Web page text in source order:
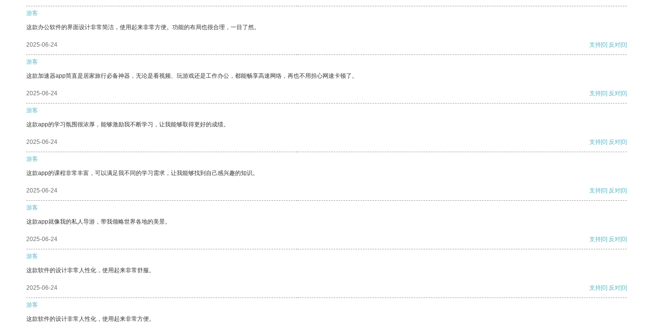
游客
这款办公软件的界面设计非常简洁，使用起来非常方便。功能的布局也很合理，一目了然。
2025-06-24 支持[0] 反对[0]
游客
这款加速器app简直是居家旅行必备神器，无论是看视频、玩游戏还是工作办公，都能畅享高速网络，再也不用担心网速卡顿了。
2025-06-24 支持[0] 反对[0]
游客
这款app的学习氛围很浓厚，能够激励我不断学习，让我能够取得更好的成绩。
2025-06-24 支持[0] 反对[0]
游客
这款app的课程非常丰富，可以满足我不同的学习需求，让我能够找到自己感兴趣的知识。
2025-06-24 支持[0] 反对[0]
游客
这款app就像我的私人导游，带我领略世界各地的美景。
2025-06-24 支持[0] 反对[0]
游客
这款软件的设计非常人性化，使用起来非常舒服。
2025-06-24 支持[0] 反对[0]
游客
这款软件的设计非常人性化，使用起来非常方便。